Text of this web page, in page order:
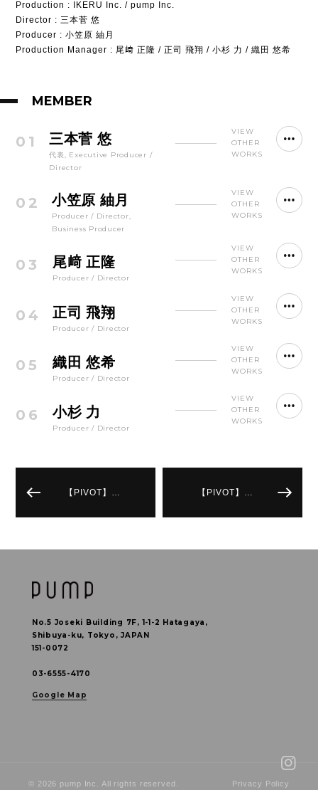
Production : IKERU Inc. / pump Inc.
Director : 三本菅 悠
Producer : 小笠原 紬月
Production Manager : 尾﨑 正隆 / 正司 飛翔 / 小杉 力 / 織田 悠希
MEMBER
01 三本菅 悠
代表, Executive Producer /
Director
VIEW
OTHER
WORKS
02 小笠原 紬月
Producer / Director,
Business Producer
VIEW
OTHER
WORKS
03 尾﨑 正隆
Producer / Director
VIEW
OTHER
WORKS
04 正司 飛翔
Producer / Director
VIEW
OTHER
WORKS
05 織田 悠希
Producer / Director
VIEW
OTHER
WORKS
06 小杉 力
Producer / Director
VIEW
OTHER
WORKS
【PIVOT】… 【PIVOT】…
No.5 Joseki Building 7F, 1-1-2 Hatagaya,
Shibuya-ku, Tokyo, JAPAN
151-0072
03-6555-4170
Google Map
© 2026 pump Inc. All rights reserved. Privacy Policy